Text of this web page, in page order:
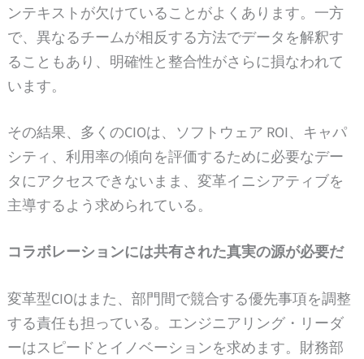
ンテキストが欠けていることがよくあります。一方
で、異なるチームが相反する方法でデータを解釈す
ることもあり、明確性と整合性がさらに損なわれて
います。
その結果、多くのCIOは、ソフトウェア ROI、キャパ
シティ、利用率の傾向を評価するために必要なデー
タにアクセスできないまま、変革イニシアティブを
主導するよう求められている。
コラボレーションには共有された真実の源が必要だ
変革型CIOはまた、部門間で競合する優先事項を調整
する責任も担っている。エンジニアリング・リーダ
ーはスピードとイノベーションを求めます。財務部